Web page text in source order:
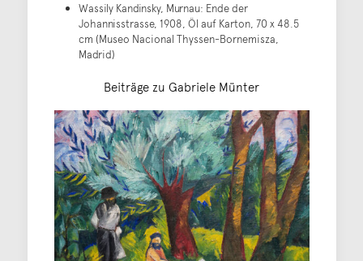
Wassily Kandinsky, Murnau: Ende der
Johannisstrasse, 1908, Öl auf Karton, 70 x 48.5
cm (Museo Nacional Thyssen-Bornemisza,
Madrid)
Beiträge zu Gabriele Münter